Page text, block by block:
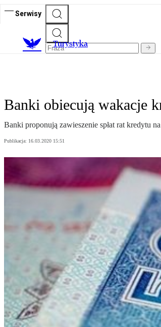
Serwisy
Turystyka
Banki obiecują wakacje
Banki proponują zawieszenie spłat rat kredytu
Publikacja: 16.03.2020 15:51